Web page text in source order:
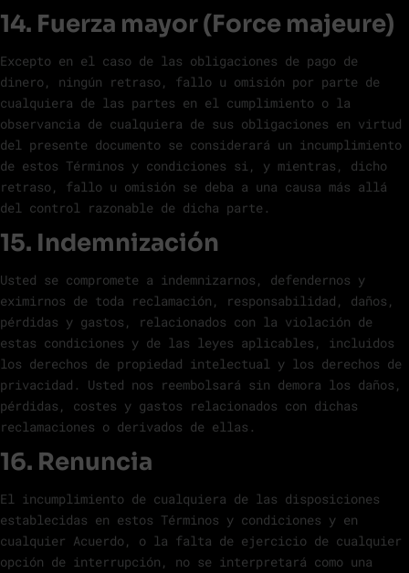
14. Fuerza mayor (Force majeure)
Excepto en el caso de las obligaciones de pago de
dinero, ningún retraso, fallo u omisión por parte de
cualquiera de las partes en el cumplimiento o la
observancia de cualquiera de sus obligaciones en virtud
del presente documento se considerará un incumplimiento
de estos Términos y condiciones si, y mientras, dicho
retraso, fallo u omisión se deba a una causa más allá
del control razonable de dicha parte.
15. Indemnización
Usted se compromete a indemnizarnos, defendernos y
eximirnos de toda reclamación, responsabilidad, daños,
pérdidas y gastos, relacionados con la violación de
estas condiciones y de las leyes aplicables, incluidos
los derechos de propiedad intelectual y los derechos de
privacidad. Usted nos reembolsará sin demora los daños,
pérdidas, costes y gastos relacionados con dichas
reclamaciones o derivados de ellas.
16. Renuncia
El incumplimiento de cualquiera de las disposiciones
establecidas en estos Términos y condiciones y en
cualquier Acuerdo, o la falta de ejercicio de cualquier
opción de interrupción, no se interpretará como una